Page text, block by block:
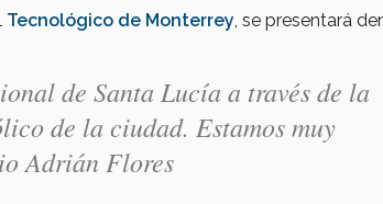
Tecnológico de Monterrey , se presentará
de Santa Lucía a través de la
de la ciudad. Estamos muy
Adrián Flores